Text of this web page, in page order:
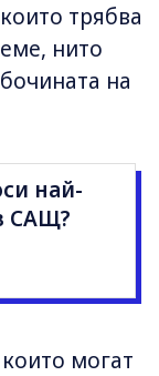
трябва
нито
на
най-
САЩ?
могат